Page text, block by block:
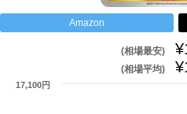
Amazon
(相場最安)
(相場平均)
17,100円